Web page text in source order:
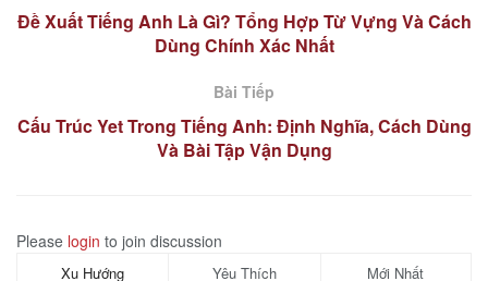
Đề Xuất Tiếng Anh Là Gì? Tổng Hợp Từ Vựng Và Cách
Dùng Chính Xác Nhất
Bài Tiếp
Cấu Trúc Yet Trong Tiếng Anh: Định Nghĩa, Cách Dùng
Và Bài Tập Vận Dụng
Please login to join discussion
Xu Hướng Yêu Thích Mới Nhất